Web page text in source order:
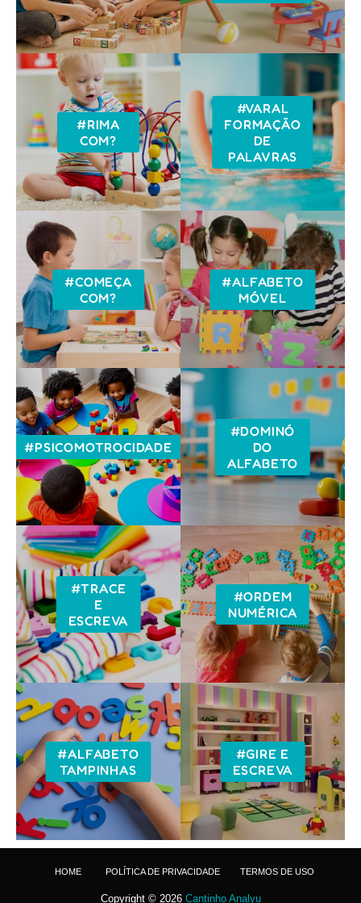
#RIMA
COM?
#VARAL
FORMAÇÃO
DE
PALAVRAS
#COMEÇA
COM?
#ALFABETO
MÓVEL
#PSICOMOTROCIDADE
#DOMINÓ
DO
ALFABETO
#TRACE
E
ESCREVA
#ORDEM
NUMÉRICA
#ALFABETO
TAMPINHAS
#GIRE E
ESCREVA
HOME POLÍTICA DE PRIVACIDADE TERMOS DE USO
Copyright © 2026 Cantinho Analyu